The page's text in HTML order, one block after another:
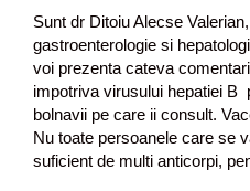
Sunt dr Ditoiu Alecse
gastroenterologie si
voi prezenta cateva
impotriva virusului hepatiei B
bolnavii pe care ii consult.
Nu toate persoanele care se
suficient de multi anticorpi,